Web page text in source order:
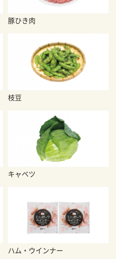
豚ひき肉
枝豆
キャベツ
ハム・ウインナー